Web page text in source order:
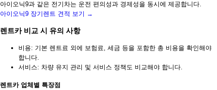
아이오닉9과 같은 전기차는 운전 편의성과 경제성을 동시에 제공합니다.
아이오닉9 장기렌트 견적 보기 →
렌트카 비교 시 유의 사항
비용: 기본 렌트료 외에 보험료, 세금 등을 포함한 총 비용을 확인해야
합니다.
서비스: 차량 유지 관리 및 서비스 정책도 비교해야 합니다.
렌트카 업체별 특장점